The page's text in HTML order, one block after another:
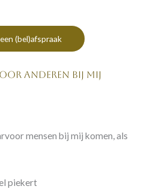
(bel)afspraak
anderen bij mij
mensen bij mij komen, als
piekert